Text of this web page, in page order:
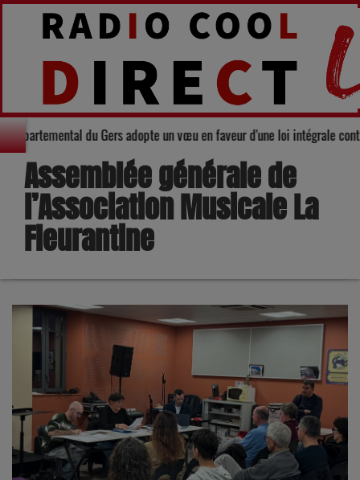
Conseil départemental du Gers adopte un vœu en faveur d'une loi
Assemblée générale de
l’Association Musicale La
Fleurantine